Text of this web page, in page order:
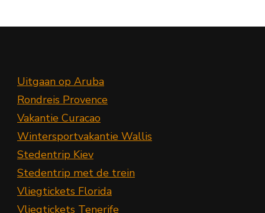
Uitgaan op Aruba
Rondreis Provence
Vakantie Curacao
Wintersportvakantie Wallis
Stedentrip Kiev
Stedentrip met de trein
Vliegtickets Florida
Vliegtickets Tenerife